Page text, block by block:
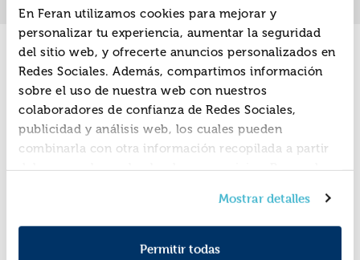
En Feran utilizamos cookies para mejorar y
personalizar tu experiencia, aumentar la seguridad
del sitio web, y ofrecerte anuncios personalizados en
Redes Sociales. Además, compartimos información
sobre el uso de nuestra web con nuestros
colaboradores de confianza de Redes Sociales,
publicidad y análisis web, los cuales pueden
combinarla con otra información recopilada a partir
del uso que hayas hecho de sus servicios. Recuerda
consentimiento en cualquier momento. Para más
información consulta laPolítica de Cookiesy la
Política de Privacidad.
Mostrar detalles
Permitir todas
Promociones